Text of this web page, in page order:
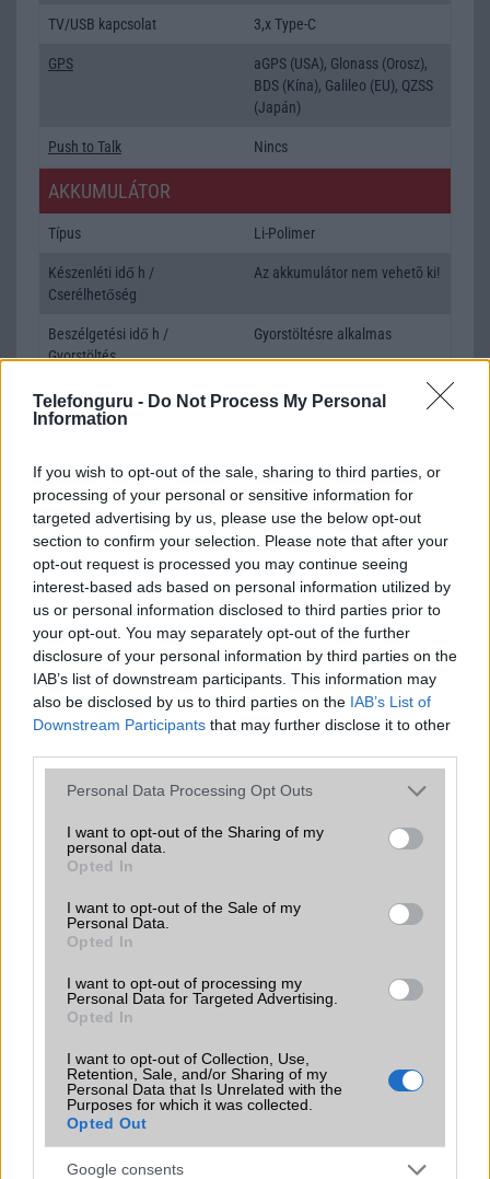
Telefonguru - Do Not Process My Personal
Information
If you wish to opt-out of the sale, sharing to third parties, or
processing of your personal or sensitive information for
targeted advertising by us, please use the below opt-out
section to confirm your selection. Please note that after your
opt-out request is processed you may continue seeing
interest-based ads based on personal information utilized by
us or personal information disclosed to third parties prior to
your opt-out. You may separately opt-out of the further
disclosure of your personal information by third parties on the
IAB’s list of downstream participants. This information may
also be disclosed by us to third parties on the IAB’s List of
Downstream Participants that may further disclose it to other
Please note that this website/app uses one or more Google
not limited to your visit or usage behaviour. You may click to
grant or deny consent to Google and its third-party tags to
use your data for below specified purposes in below Google
consent section.
Personal Data Processing Opt Outs
I want to opt-out of the Sharing of my
personal data.
Opted In
I want to opt-out of the Sale of my
Personal Data.
Opted In
I want to opt-out of processing my
Personal Data for Targeted Advertising.
Opted In
I want to opt-out of Collection, Use,
Retention, Sale, and/or Sharing of my
Personal Data that Is Unrelated with the
Purposes for which it was collected.
Opted Out
Google consents
TV/USB kapcsolat 3,x Type-C
GPS
aGPS (USA), Glonass (Orosz),
BDS (Kína), Galileo (EU), QZSS
(Japán)
Push to Talk Nincs
AKKUMULÁTOR
Típus Li-Polimer
Készenléti idő h /
Cserélhetőség
Az akkumulátor nem vehetõ ki!
Beszélgetési idő h /
Gyorstöltés
Gyorstöltésre alkalmas
ALKALMAZÁSOK ÉS ÉRZÉKELŐK
Flash/Ujjlenyomat olvasó Fingerprint sensor
SNS integráció alap szolgáltatás
Organizer alap szolgáltatás
Office alkalmazások alap szolgáltatás
Iránytũ ecompass
Extrák Nincs
EGYÉB
alap szolgáltatás
SIM típus eSIM
Flight mode
Funkciók 90Hz, HDR10+
Védelem IP68
Limited Edition